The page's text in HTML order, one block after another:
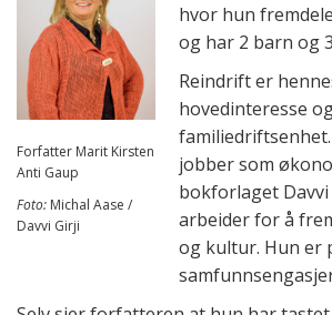
Forfatter Marit Kirsten
Anti Gaup
Foto: Michal Aase /
Davvi Girji
hvor hun
og har 2 barn og
Reindrift er
hovedinteresse
jobber som
bokforlaget Davvi
arbeider for å
og kultur. Hun er